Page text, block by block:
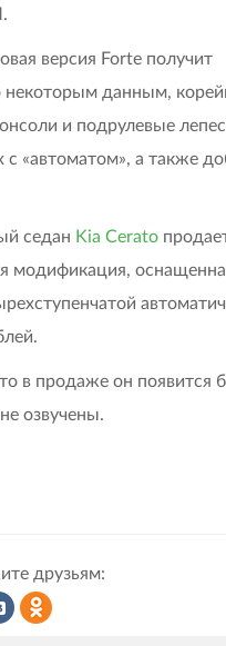
версия Forte получит
некоторым данным,
и подрулевые
«автоматом», а также
седан Kia Cerato
модификация,
в продаже он появится
озвучены.
друзьям: